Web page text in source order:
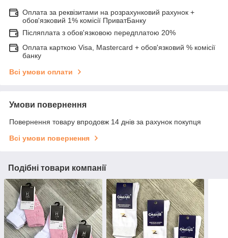
Оплата за реквізитами на розрахунковий рахунок +
обов'язковий 1% комісії ПриватБанку
Післяплата з обов'язковою передплатою 20%
Оплата карткою Visa, Mastercard + обов'язковий % комісії
банку
Всі умови оплати
Умови повернення
Повернення товару впродовж 14 днів за рахунок покупця
Всі умови повернення
Подібні товари компанії